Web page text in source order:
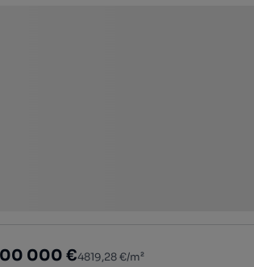
000 €4819,28 €/m²